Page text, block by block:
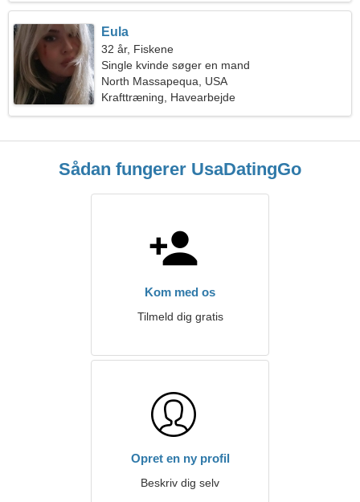
Eula
32 år, Fiskene
Single kvinde søger en mand
North Massapequa, USA
Krafttræning, Havearbejde
Sådan fungerer UsaDatingGo
Kom med os
Tilmeld dig gratis
Opret en ny profil
Beskriv dig selv